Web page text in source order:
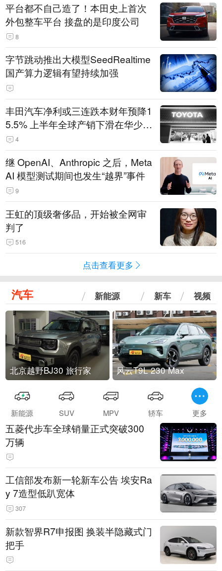
平台都不自己造了！本田史上首次
外包整车平台 接盘的是印度公司
8
字节跳动推出大模型SeedRealtime
国产算力逻辑有望持续加强
丰田汽车净利或三连跌本财年预降1
5.5% 上半年全球产销下滑在华少卖
14.3万辆
4
继 OpenAI、Anthropic 之后，Meta
AI 模型测试期间也发生“越界”事件
9
王虹的顶级奢侈品，开始被全网审
判了
516
点击查看更多
汽车 新能源 新车 视频
北京越野BJ30 旅行家 风云T9L 230 Max
新能源 SUV MPV 轿车 更多
五菱代步车全球销量正式突破300
万辆
工信部发布新一轮新车公告 埃安Ra
y 7造型低趴宽体
307
新款智界R7申报图 换装半隐藏式门
把手